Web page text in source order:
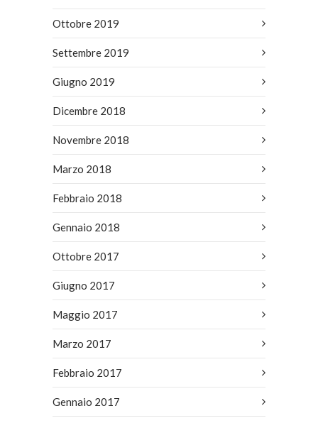
Ottobre 2019
Settembre 2019
Giugno 2019
Dicembre 2018
Novembre 2018
Marzo 2018
Febbraio 2018
Gennaio 2018
Ottobre 2017
Giugno 2017
Maggio 2017
Marzo 2017
Febbraio 2017
Gennaio 2017